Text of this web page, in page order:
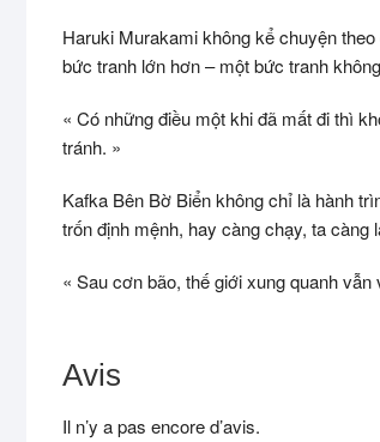
Haruki Murakami không kể chuyện
bức tranh lớn hơn – một bức tranh
« Có những điều một khi đã mất đi thì
tránh. »
Kafka Bên Bờ Biển không chỉ là hành
trốn định mệnh, hay càng chạy, ta càng
« Sau cơn bão, thế giới xung quanh
Avis
Il n’y a pas encore d’avis.